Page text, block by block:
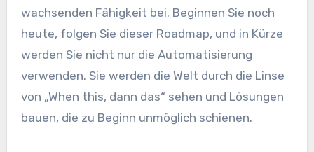
wachsenden Fähigkeit bei. Beginnen Sie noch
heute, folgen Sie dieser Roadmap, und in Kürze
werden Sie nicht nur die Automatisierung
verwenden. Sie werden die Welt durch die Linse
von „When this, dann das“ sehen und Lösungen
bauen, die zu Beginn unmöglich schienen.